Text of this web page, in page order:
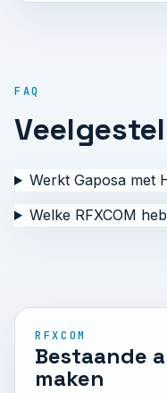
FAQ
Werkt Gaposa met
Welke RFXCOM
RFXCOM
Bestaande
maken